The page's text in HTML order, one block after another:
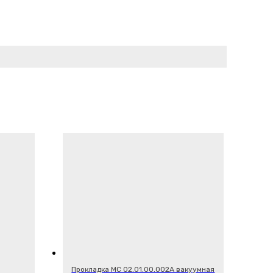
Прокладка МС 02.01.00.002А вакуумная